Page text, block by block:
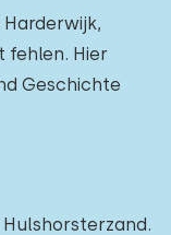
Harderwijk,
fehlen. Hier
Geschichte